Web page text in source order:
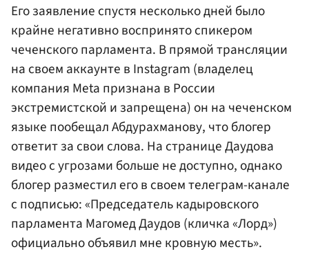
Его заявление спустя несколько дней было
крайне негативно воспринято спикером
чеченского парламента. В прямой трансляции
на своем аккаунте в Instagram (владелец
компания Meta признана в России
экстремистской и запрещена) он на чеченском
языке пообещал Абдурахманову, что блогер
ответит за свои слова. На странице Даудова
видео с угрозами больше не доступно, однако
блогер разместил его в своем телеграм-канале
с подписью: «Председатель кадыровского
парламента Магомед Даудов (кличка «Лорд»)
официально объявил мне кровную месть».